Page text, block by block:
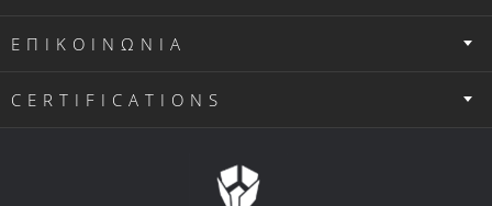
ΕΠΙΚΟΙΝΩΝΙΑ
CERTIFICATIONS